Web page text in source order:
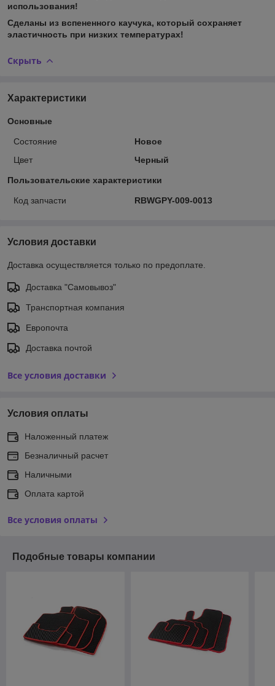
использования!
Сделаны из вспененного каучука, который сохраняет
эластичность при низких температурах!
Скрыть
Характеристики
Основные
Состояние
Новое
Цвет
Черный
Пользовательские характеристики
Код запчасти RВWGРY-009-0013
Условия доставки
Доставка осуществляется только по предоплате.
Доставка "Самовывоз"
Транспортная компания
Европочта
Доставка почтой
Все условия доставки
Условия оплаты
Наложенный платеж
Безналичный расчет
Наличными
Оплата картой
Все условия оплаты
Подобные товары компании